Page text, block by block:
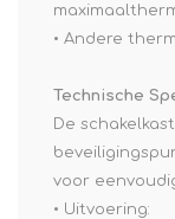
• Andere
Technische
De
voor
• Uitvoering: